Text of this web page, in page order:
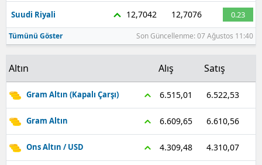
Muğla
Muş
Nevşehir
Rize
Sakarya
Suudi Riyali 12,7042 12,7076 0.23
Tümünü Göster Son Güncellenme: 07 Ağustos 11:40
Altın Alış Satış
Gram Altın (Kapalı Çarşı) 6.515,01 6.522,53
Gram Altın 6.609,65 6.610,56
Ons Altın / USD 4.309,48 4.310,07